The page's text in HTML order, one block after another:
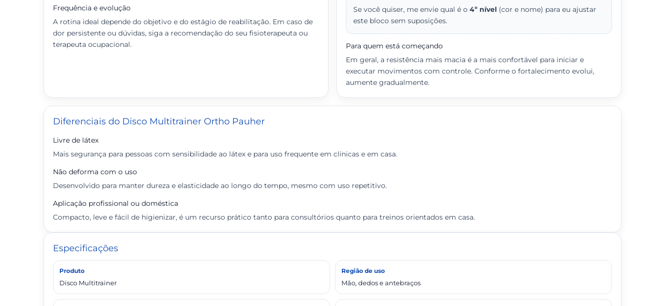
Frequência e evolução
A rotina ideal depende do objetivo e do estágio de reabilitação. Em caso de
dor persistente ou dúvidas, siga a recomendação do seu fisioterapeuta ou
terapeuta ocupacional.
Se você quiser, me envie qual é o 4º nível (cor e nome) para eu ajustar
este bloco sem suposições.
Para quem está começando
Em geral, a resistência mais macia é a mais confortável para iniciar e
executar movimentos com controle. Conforme o fortalecimento evolui,
aumente gradualmente.
Diferenciais do Disco Multitrainer Ortho Pauher
Livre de látex
Mais segurança para pessoas com sensibilidade ao látex e para uso frequente em clínicas e em casa.
Não deforma com o uso
Desenvolvido para manter dureza e elasticidade ao longo do tempo, mesmo com uso repetitivo.
Aplicação profissional ou doméstica
Compacto, leve e fácil de higienizar, é um recurso prático tanto para consultórios quanto para treinos orientados em casa.
Especificações
Produto
Disco Multitrainer
Região de uso
Mão, dedos e antebraços